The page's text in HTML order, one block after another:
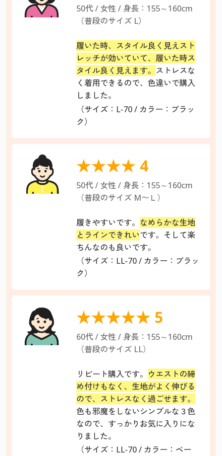
50代 / 女性 / 身長：155～160cm
（普段のサイズ L）
履いた時、スタイル良く見えスト
レッチが効いていて、履いた時ス
タイル良く見えます。 ストレスな
く着用できるので、色違いで購入
しました。
（サイズ：L-70 / カラー：ブラッ
ク）
★★★★ 4
50代 / 女性 / 身長：155～160cm
（普段のサイズ М〜Ｌ）
履きやすいです。 なめらかな生地
とラインできれいです。そして楽
ちんなのも良いです。
（サイズ：LL-70 / カラー：ブラッ
ク）
★★★★★ 5
60代 / 女性 / 身長：155～160cm
（普段のサイズ LL）
リピート購入です。 ウエストの締
め付けもなく、生地がよく伸びる
ので、ストレスなく過ごせます。
色も邪魔をしないシンプルな３色
なので、すっかりお気に入りにな
りました。
（サイズ：LL-70 / カラー：ベー